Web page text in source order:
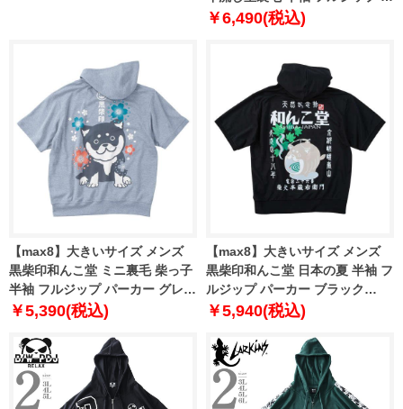
ーカー ホワイト系 1258-4225-1
￥6,490(税込)
【max8】大きいサイズ メンズ
黒柴印和んこ堂 ミニ裏毛 柴っ子
半袖 フルジップ パーカー グレー
1258-4231-1 3L 4L 5L 6L 8L
￥5,390(税込)
【max8】大きいサイズ メンズ
黒柴印和んこ堂 日本の夏 半袖 フ
ルジップ パーカー ブラック
1258-5211-2 3L 4L 5L 6L 8L
￥5,940(税込)